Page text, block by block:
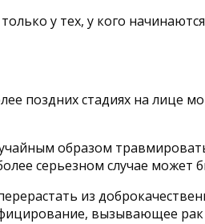
у тех, у кого
поздних стадиях на лице
образом
серьезном случае
из
вызывающее